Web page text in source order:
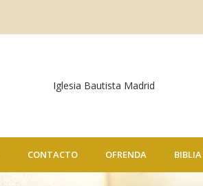
CONTACTO OFRENDA BIBLIA